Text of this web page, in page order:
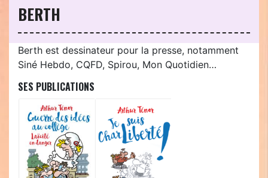
BERTH
Berth est dessinateur pour la presse, notamment
Siné Hebdo, CQFD, Spirou, Mon Quotidien…
SES PUBLICATIONS